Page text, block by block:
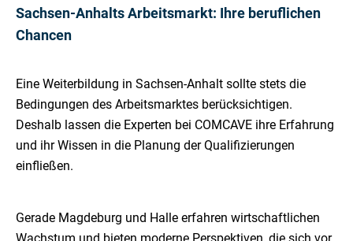
Sachsen-Anhalts Arbeitsmarkt: Ihre beruflichen
Chancen
Eine Weiterbildung in Sachsen-Anhalt sollte stets die
Bedingungen des Arbeitsmarktes berücksichtigen.
Deshalb lassen die Experten bei COMCAVE ihre Erfahrung
und ihr Wissen in die Planung der Qualifizierungen
einfließen.
Gerade Magdeburg und Halle erfahren wirtschaftlichen